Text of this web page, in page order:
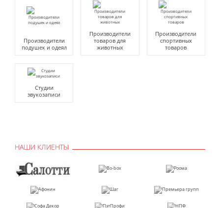
Производители
подушек и одеял
Производители
товаров для
животных
Производители
спортивных
товаров
Студии
звукозаписи
НАШИ КЛИЕНТЫ